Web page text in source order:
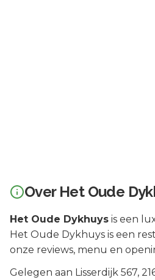
Over Het Oude
Het Oude Dykhuys is een
Het Oude Dykhuys is een
onze reviews, menu en
Gelegen aan Lisserdijk 567,